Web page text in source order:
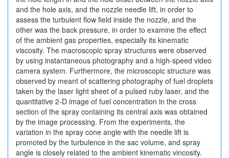
and the hole axis, and the nozzle needle lift, in order to
assess the turbulent flow field inside the nozzle, and the
other was the back pressure, in order to examine the effect
of the ambient gas properties, especially its kinematic
viscosity. The macroscopic spray structures were observed
by using instantaneous photography and a high-speed video
camera system. Furthermore, the microscopic structure was
observed by meant of scattering photography of fuel droplets
taken by the laser light sheet of a pulsed ruby laser, and the
quantitative 2-D image of fuel concentration in the cross
section of the spray containing its central axis was obtained
by the image processing. From the experiments, the
variation in the spray cone angle with the needle lift is
promoted by the turbulence in the sac volume, and spray
angle is closely related to the ambient kinematic vincosity.